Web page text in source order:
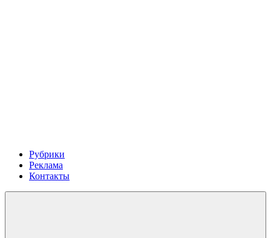
Рубрики
Реклама
Контакты